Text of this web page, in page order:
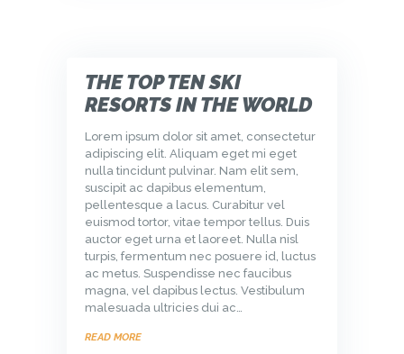
THE TOP TEN SKI
RESORTS IN THE WORLD
Lorem ipsum dolor sit amet, consectetur
adipiscing elit. Aliquam eget mi eget
nulla tincidunt pulvinar. Nam elit sem,
suscipit ac dapibus elementum,
pellentesque a lacus. Curabitur vel
euismod tortor, vitae tempor tellus. Duis
auctor eget urna et laoreet. Nulla nisl
turpis, fermentum nec posuere id, luctus
ac metus. Suspendisse nec faucibus
magna, vel dapibus lectus. Vestibulum
malesuada ultricies dui ac…
READ MORE